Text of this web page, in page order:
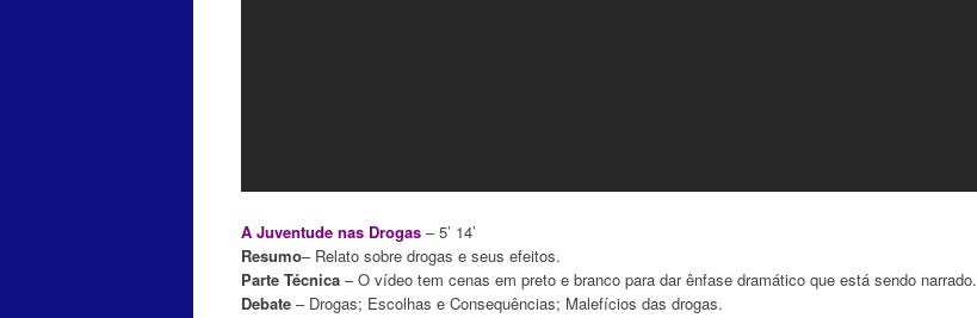
A Juventude nas Drogas – 5’ 14’
Resumo– Relato sobre drogas e seus efeitos.
Parte Técnica – O vídeo tem cenas em preto e branco para dar ênfase dramático que está sendo narrado.
Debate – Drogas; Escolhas e Consequências; Malefícios das drogas.